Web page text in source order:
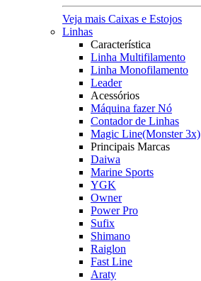
Veja mais Caixas e Estojos
Linhas
Característica
Linha Multifilamento
Linha Monofilamento
Leader
Acessórios
Máquina fazer Nó
Contador de Linhas
Magic Line(Monster 3x)
Principais Marcas
Daiwa
Marine Sports
YGK
Owner
Power Pro
Sufix
Shimano
Raiglon
Fast Line
Araty